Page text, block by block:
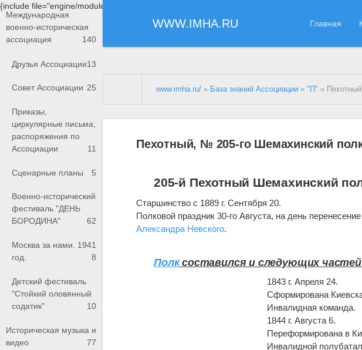
{include file="engine/modules/saperu/head.php"}
WWW.IMHA.RU Главная
Международная
военно-историческая
ассоциация
140
Друзья Ассоциации13
Совет Ассоциации 25
Приказы,
циркулярные письма,
распоряжения по
Ассоциации
11
Сценарные планы 5
Военно-исторический
фестиваль "ДЕНЬ
БОРОДИНА"
62
Москва за нами. 1941
год.
8
Детский фестиваль
"Стойкий оловянный
содатик"
10
Историческая музыка и
видео
77
www.imha.ru/ » База знаний Ассоциации »"П" »
Пехотный, № 205-го Шемахинский
205-й Пехотный Шемахинский
Старшинство с 1889 г. Сентября 20.
Полковой праздник 30-го Августа, на день
Александра Невского.
Полксоставился и следующих
1843 г. Апреля 24.
Сформирована
Инвалидная команда.
1844 г. Августа 6.
Переформирована в
Инвалидной